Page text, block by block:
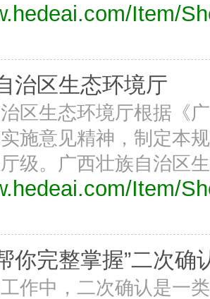
Item/
治区生态环境厅
区生态环境厅根据《
施意见精神，制定本
级。广西壮族自治区
Item/
你完整掌握”二次确
作中，二次确认是一